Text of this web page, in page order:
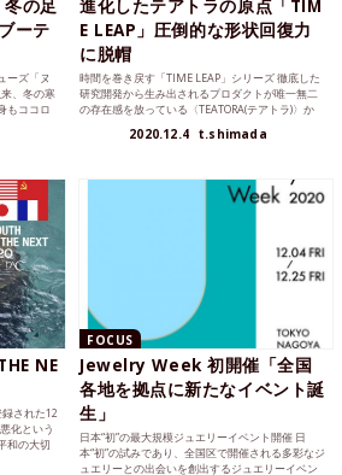
の足
ーテ
ーズ「ヌ
、冬の寒
もココロ
進化したテアトラの原点「TIM
E LEAP」圧倒的な形状回復力
に脱帽
時間を巻き戻す「TIME LEAP」シリーズ 徹底した
研究開発から生み出されるプロダクトが唯一無二
の存在感を放っている〈TEATORA(テアトラ)〉か
2020.12.4 t.shimada
NE
録された12
化という
和の大切
FOCUS
Jewelry Week 初開催「全国
各地を拠点に新たなイベント誕
生」
日本“初”の最大規模ジュエリーイベント開催 日
本“初”の試みであり、全国区で開催される多彩なジ
ュエリーとの出会いを創出するジュエリーイベン